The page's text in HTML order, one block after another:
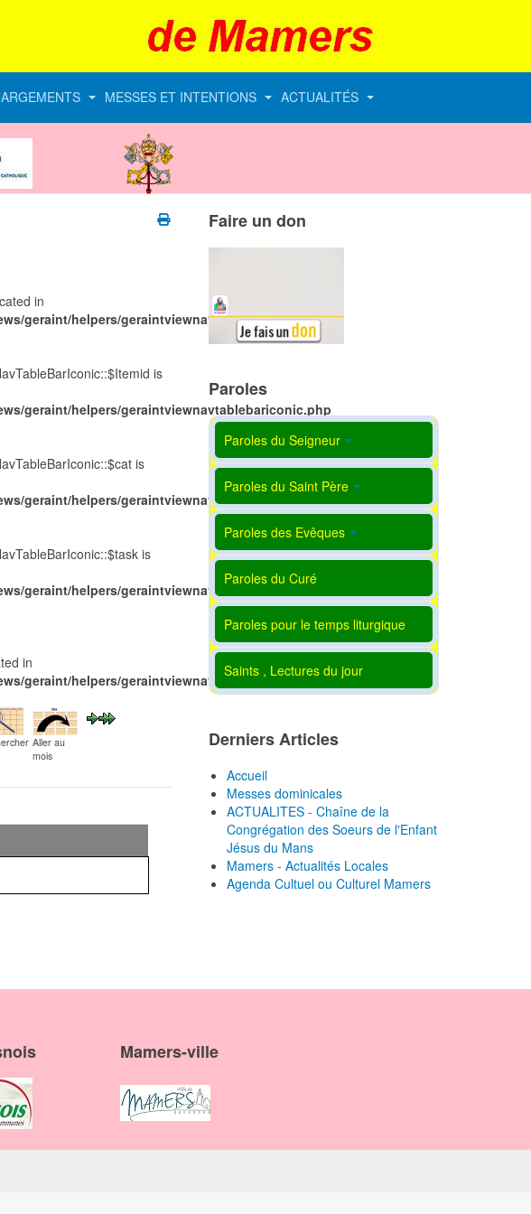
MESSES ET INTENTIONS ACTUALITÉS
in
geraint/helpers/geraintviewnavtablebariconic.php
is
geraint/helpers/geraintviewnavtablebariconic.php
is
geraint/helpers/geraintviewnavtablebariconic.php
is
geraint/helpers/geraintviewnavtablebariconic.php
in
geraint/helpers/geraintviewnavtablebariconic.php
Aller au
mois
Faire un don
Paroles
Paroles du Seigneur
Paroles du Saint Père
Paroles des Evêques
Paroles du Curé
Paroles pour le temps liturgique
Saints , Lectures du jour
Derniers Articles
Accueil
Messes dominicales
ACTUALITES - Chaîne de la
Congrégation des Soeurs de l'Enfant
Jésus du Mans
Mamers - Actualités Locales
Agenda Cultuel ou Culturel Mamers
Mamers-ville